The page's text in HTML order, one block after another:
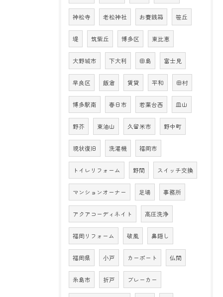
神松寺 老松神社 お賽銭箱 笹丘
堤 筑紫丘 博多区 東比恵
大野城市 下大利 田島 富士見
早良区 飯倉 賃貸 平和 田村
博多駅南 春日市 若葉台西 皿山
野芥 東油山 久留米市 野中町
現状復旧 洗濯機 福岡市
トイレリフォーム 野間 スイッチ交換
マンションオーナー 足場 事務所
アクアコーディネイト 高圧洗浄
福岡リフォーム 破風 鼻隠し
福岡県 小戸 カーポート 仏間
糸島市 折戸 ブレーカー